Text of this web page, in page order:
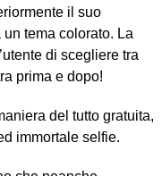
il suo
tema colorato. La
di scegliere tra
prima e dopo!
del tutto gratuita,
immortale selfie.